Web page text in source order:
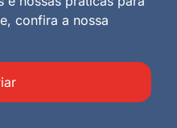
confira a nossa